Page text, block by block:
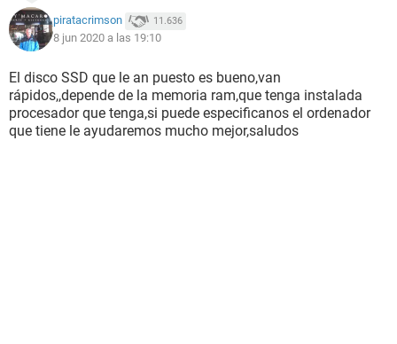
piratacrimson 11.636
8 jun 2020 a las 19:10
El disco SSD que le an puesto es bueno,van
rápidos,,depende de la memoria ram,que tenga instalada
procesador que tenga,si puede especificanos el ordenador
que tiene le ayudaremos mucho mejor,saludos